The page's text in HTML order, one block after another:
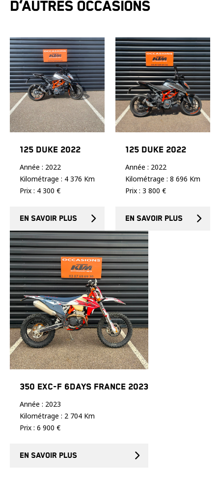
D’autres occasions
125 DUKE 2022
Année : 2022
Kilométrage : 4 376 Km
Prix : 4 300 €
En savoir plus
125 DUKE 2022
Année : 2022
Kilométrage : 8 696 Km
Prix : 3 800 €
En savoir plus
350 EXC-F 6DAYS FRANCE 2023
Année : 2023
Kilométrage : 2 704 Km
Prix : 6 900 €
En savoir plus